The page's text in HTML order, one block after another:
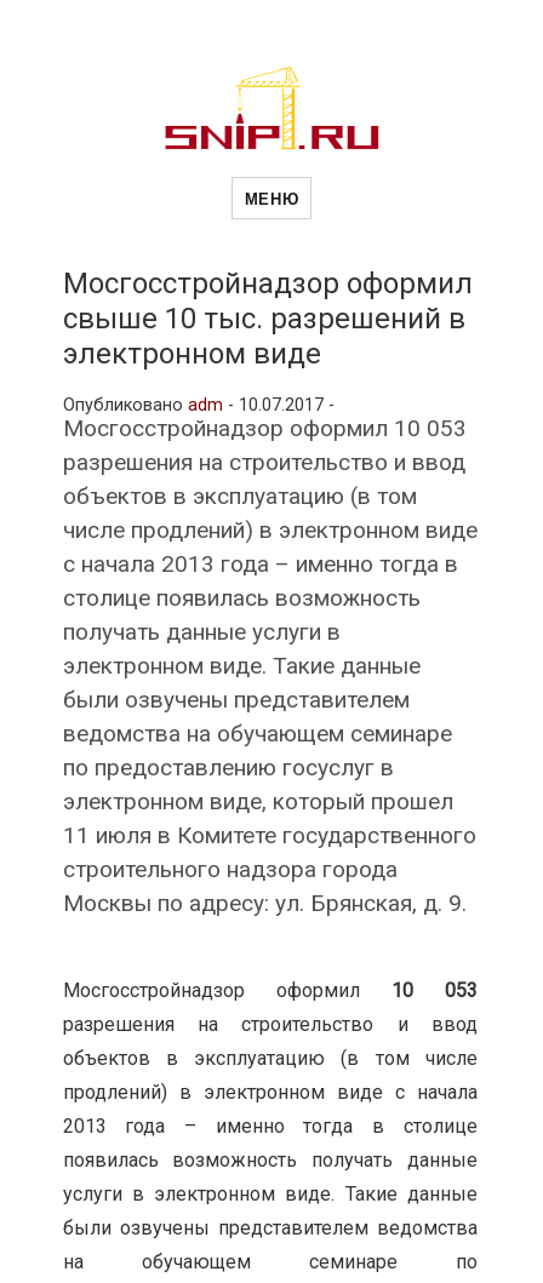
Новости
и
другие связанные со стройкой
рубрики
МЕНЮ
Мосгосстройнадзор оформил
свыше 10 тыс. разрешений в
электронном виде
Опубликовано adm - 10.07.2017 -
Мосгосстройнадзор оформил 10 053
разрешения на строительство и ввод
объектов в эксплуатацию (в том
числе продлений) в электронном виде
с начала 2013 года – именно тогда в
столице появилась возможность
получать данные услуги в
электронном виде. Такие данные
были озвучены представителем
ведомства на обучающем семинаре
по предоставлению госуслуг в
электронном виде, который прошел
11 июля в Комитете государственного
строительного надзора города
Москвы по адресу: ул. Брянская, д. 9.
Мосгосстройнадзор оформил 10 053
разрешения на строительство и ввод
объектов в эксплуатацию (в том числе
продлений) в электронном виде с начала
2013 года – именно тогда в столице
появилась возможность получать данные
услуги в электронном виде. Такие данные
были озвучены представителем ведомства
на обучающем семинаре по